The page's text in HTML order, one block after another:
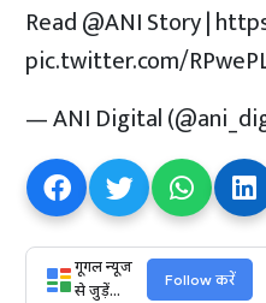
Read@ANIStory |
pic.twitter.com/
— ANI Digital
गूगल न्यूज
से जुड़ें...
Follow करें